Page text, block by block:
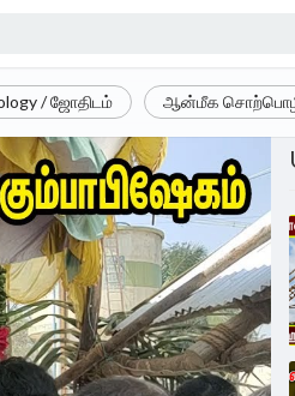
/ ஜோதிடம் ஆன்மீக